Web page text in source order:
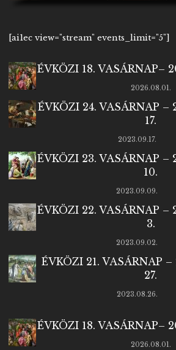
[ai1ec view="stream" events_limit="5"]
ÉVKÖZI 18. VASÁRNAP–
2026.08.01.
ÉVKÖZI 24. VASÁRNAP –
17.
2023.09.17.
ÉVKÖZI 23. VASÁRNAP –
10.
2023.09.09.
ÉVKÖZI 22. VASÁRNAP –
3.
2023.09.02.
ÉVKÖZI 21. VASÁRNAP
27.
2023.08.26.
ÉVKÖZI 18. VASÁRNAP–
2026.08.01.